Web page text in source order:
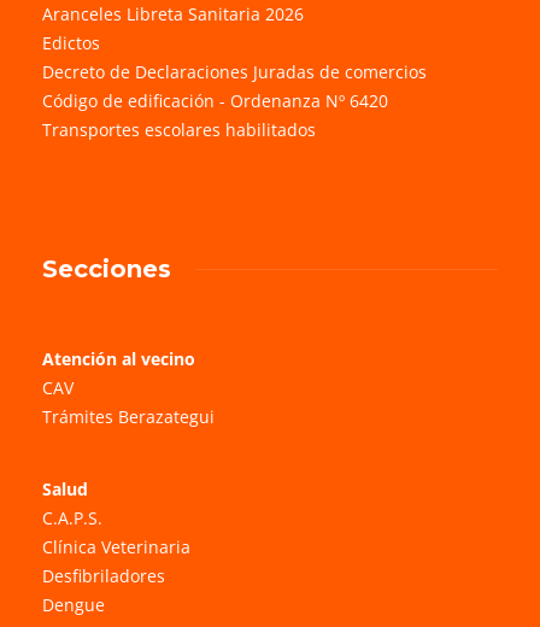
Aranceles Libreta Sanitaria 2026
Edictos
Decreto de Declaraciones Juradas de comercios
Código de edificación - Ordenanza Nº 6420
Transportes escolares habilitados
Secciones
Atención al vecino
CAV
Trámites Berazategui
Salud
C.A.P.S.
Clínica Veterinaria
Desfibriladores
Dengue